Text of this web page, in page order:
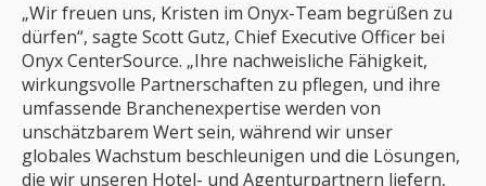
„Wir freuen uns, Kristen im Onyx-Team begrüßen zu
dürfen“, sagte Scott Gutz, Chief Executive Officer bei
Onyx CenterSource. „Ihre nachweisliche Fähigkeit,
wirkungsvolle Partnerschaften zu pflegen, und ihre
umfassende Branchenexpertise werden von
unschätzbarem Wert sein, während wir unser
globales Wachstum beschleunigen und die Lösungen,
die wir unseren Hotel- und Agenturpartnern liefern,